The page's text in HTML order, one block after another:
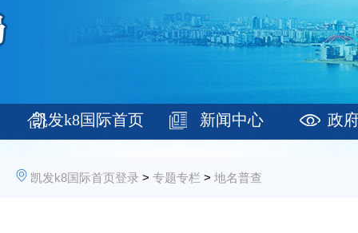
凯发k8国际首页 新闻中心 政
凯发k8国际首页登录 > 专题专栏 > 地名普查